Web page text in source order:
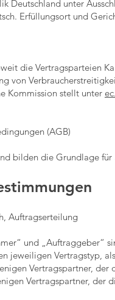
Deutschland unter
Erfüllungsort und
die Vertragsparteien
von
Kommission stellt unter
(AGB)
bilden die Grundlage
Auftragserteilung
und „Auftraggeber“
jeweiligen Vertragstyp,
Vertragspartner,
Vertragspartner, der